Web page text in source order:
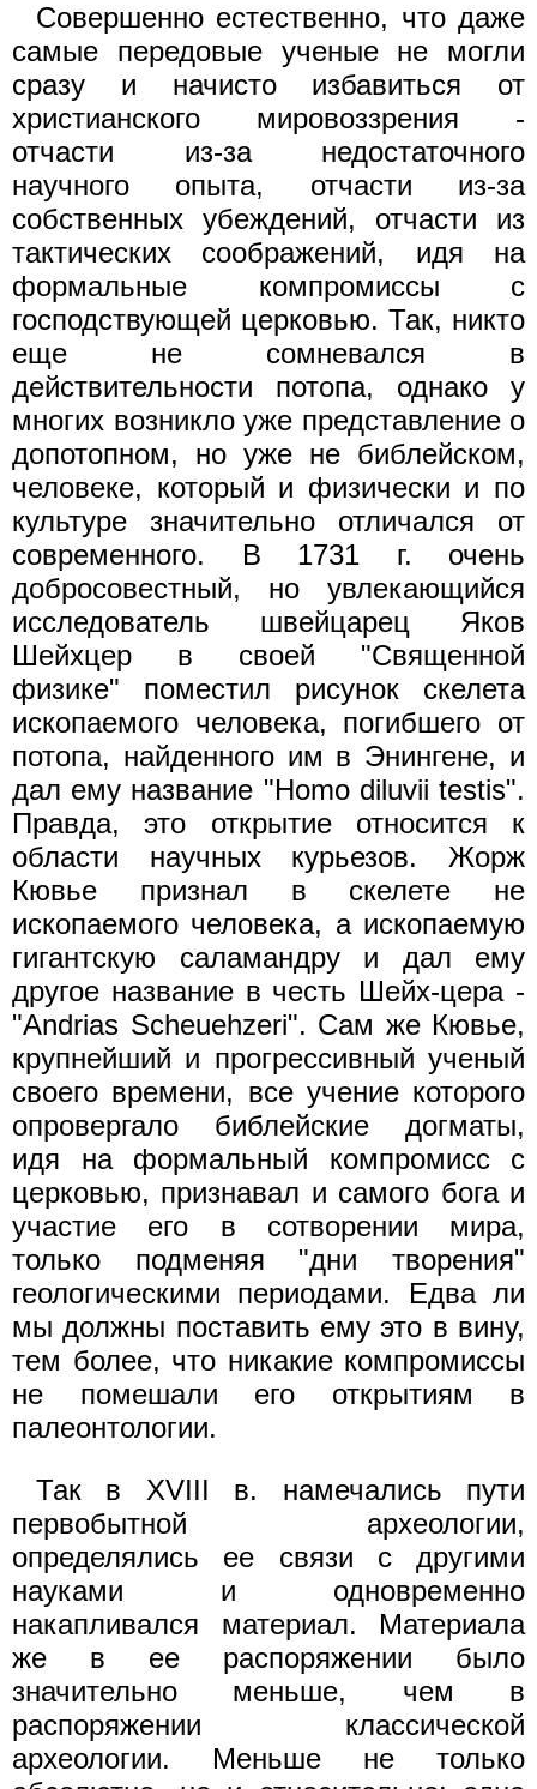
Совершенно естественно, что даже
самые передовые ученые не могли
сразу и начисто избавиться от
христианского мировоззрения -
отчасти из-за недостаточного
научного опыта, отчасти из-за
собственных убеждений, отчасти из
тактических соображений, идя на
формальные компромиссы с
господствующей церковью. Так, никто
еще не сомневался в
действительности потопа, однако у
многих возникло уже представление о
допотопном, но уже не библейском,
человеке, который и физически и по
культуре значительно отличался от
современного. В 1731 г. очень
добросовестный, но увлекающийся
исследователь швейцарец Яков
Шейхцер в своей "Священной
физике" поместил рисунок скелета
ископаемого человека, погибшего от
потопа, найденного им в Энингене, и
дал ему название "Homo diluvii testis".
Правда, это открытие относится к
области научных курьезов. Жорж
Кювье признал в скелете не
ископаемого человека, а ископаемую
гигантскую саламандру и дал ему
другое название в честь Шейх-цера -
"Andrias Scheuehzeri". Сам же Кювье,
крупнейший и прогрессивный ученый
своего времени, все учение которого
опровергало библейские догматы,
идя на формальный компромисс с
церковью, признавал и самого бога и
участие его в сотворении мира,
только подменяя "дни творения"
геологическими периодами. Едва ли
мы должны поставить ему это в вину,
тем более, что никакие компромиссы
не помешали его открытиям в
палеонтологии.
Так в XVIII в. намечались пути
первобытной археологии,
определялись ее связи с другими
науками и одновременно
накапливался материал. Материала
же в ее распоряжении было
значительно меньше, чем в
распоряжении классической
археологии. Меньше не только